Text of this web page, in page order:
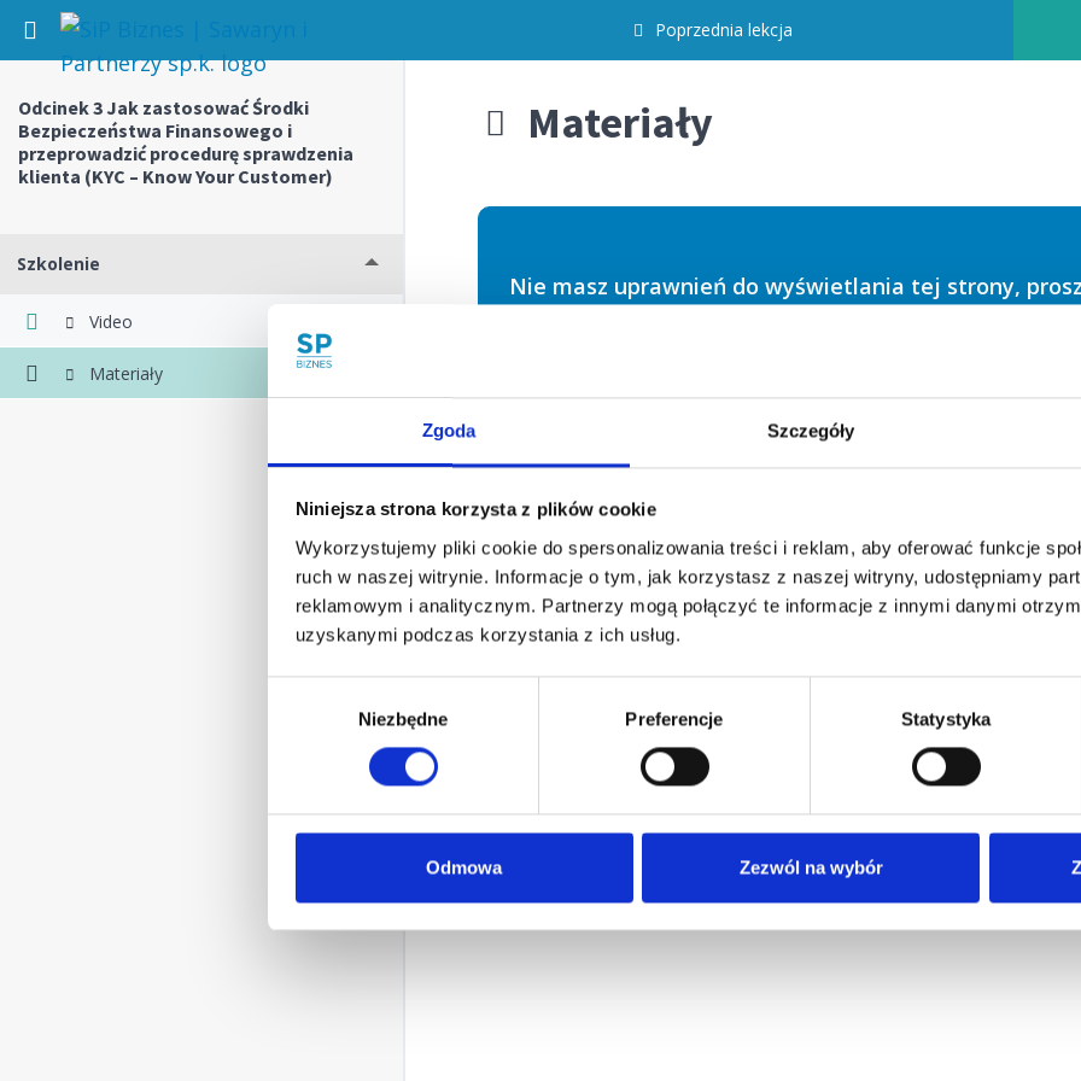
Zgoda Szczegóły
Niniejsza strona korzysta z plików cookie
Wykorzystujemy pliki cookie do spersonalizowania treści i reklam, aby oferować funkcje
ruch w naszej witrynie. Informacje o tym, jak korzystasz z naszej witryny, udostępniamy
reklamowym i analitycznym. Partnerzy mogą połączyć te informacje z innymi danymi
uzyskanymi podczas korzystania z ich usług.
Niezbędne Preferencje Statystyka
Odmowa Zezwól na wybór
Return to kurs: Odcinek 3 Jak zastosować Środki Bezpieczeństwa Finansowego i
Poprzednia lekcja
Odcinek 3 Jak zastosować Środki
Bezpieczeństwa Finansowego i
przeprowadzić procedurę sprawdzenia
klienta (KYC – Know Your Customer)
Szkolenie
Video
Materiały
Materiały
Nie masz uprawnień do wyświetlania tej strony,
Hasło
Zapamiętaj mnie
Zapomniałeś hasła